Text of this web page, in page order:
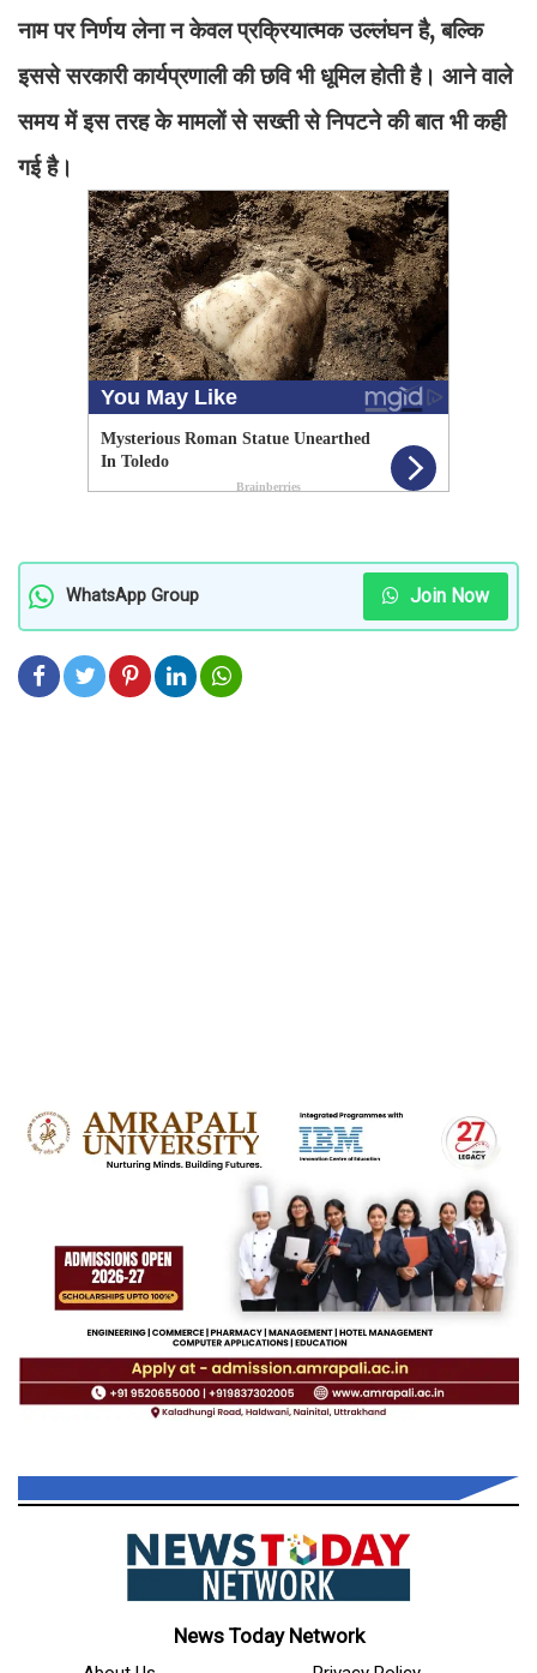
नाम पर निर्णय लेना न केवल प्रक्रियात्मक उल्लंघन है, बल्कि
इससे सरकारी कार्यप्रणाली की छवि भी धूमिल होती है। आने वाले
समय में इस तरह के मामलों से सख्ती से निपटने की बात भी कही
गई है।
WhatsApp Group Join Now
News Today Network